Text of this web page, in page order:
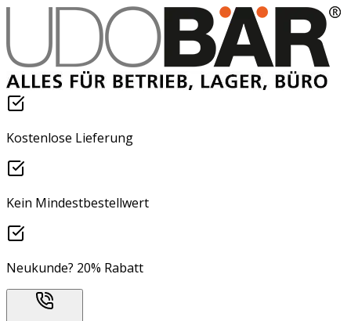
Kostenlose Lieferung
Kein Mindestbestellwert
Neukunde? 20% Rabatt